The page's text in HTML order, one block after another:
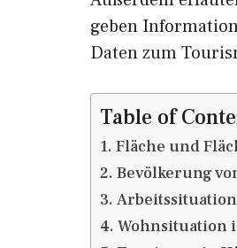
geben
Daten zum
Table of
Fläche und
Bevölkerung
Wohnsituation